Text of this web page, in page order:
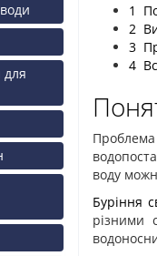
для
1
2
3
4
воду
Буріння
різними